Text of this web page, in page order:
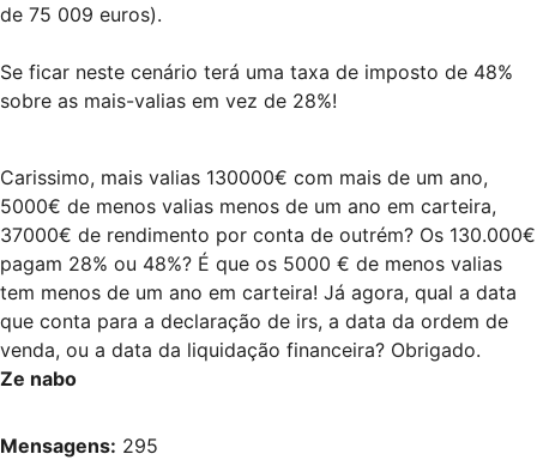
de 75 009 euros).
Se ficar neste cenário terá uma taxa de imposto de 48%
sobre as mais-valias em vez de 28%!
Carissimo, mais valias 130000€ com mais de um ano,
5000€ de menos valias menos de um ano em carteira,
37000€ de rendimento por conta de outrém? Os 130.000€
pagam 28% ou 48%? É que os 5000 € de menos valias
tem menos de um ano em carteira! Já agora, qual a data
que conta para a declaração de irs, a data da ordem de
venda, ou a data da liquidação financeira? Obrigado.
Ze nabo
Mensagens: 295